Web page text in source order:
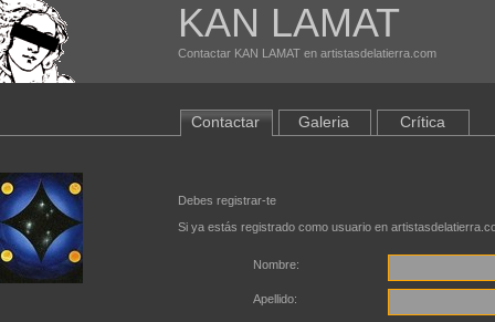
KAN LAMAT
Contactar KAN LAMAT en artistasdelatierra.com
Contactar Galeria Crítica
Debes registrar-te
Si ya estás registrado como usuario en
Nombre:
Apellido: